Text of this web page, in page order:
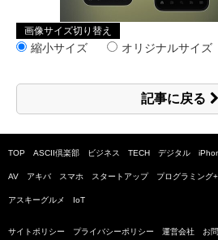
画像サイズ切り替え
縮小サイズ オリジナルサイズ
記事に戻る
TOP ASCII倶楽部 ビジネス TECH デジタル
AV アキバ スマホ スタートアップ プログラミング+
アスキーグルメ IoT
サイトポリシー プライバシーポリシー 運営会社 お